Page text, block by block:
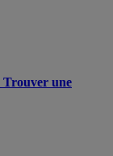
Trouver une